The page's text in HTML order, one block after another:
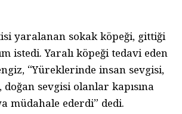
yaralanan sokak köpeği, gittiği
istedi. Yaralı köpeği tedavi eden
“Yüreklerinde insan sevgisi,
sevgisi olanlar kapısına
müdahale ederdi” dedi.